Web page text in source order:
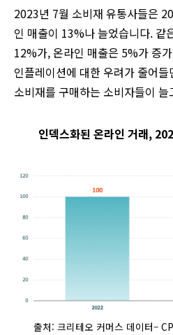
2023년 7월 소비재 유통사들은
인 매출이 13%나 늘었습니다. 같
12%가, 온라인 매출은 5%가 증
인플레이션에 대한 우려가 줄어
소비재를 구매하는 소비자들이
인덱스화된 온라인 거래,
출처: 크리테오 커머스 데이터–